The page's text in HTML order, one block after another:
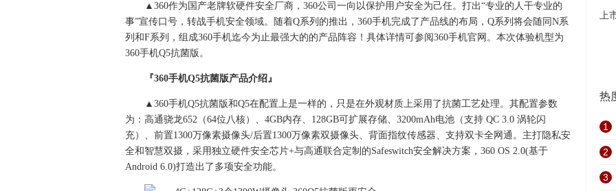
▲360作为国产老牌软硬件安全厂商，360公司一向以保护用户安全为己任。打出“专业的人干专业的
事”宣传口号，转战手机安全领域。随着Q系列的推出，360手机完成了产品线的布局，Q系列将会随同N系
列和F系列，组成360手机迄今为止最强大的的产品阵容！具体详情可参阅360手机官网。本次体验机型为
360手机Q5抗菌版。
『360手机Q5抗菌版产品介绍』
▲360手机Q5抗菌版和Q5在配置上是一样的，只是在外观材质上采用了抗菌工艺处理。其配置参数
为：高通骁龙652（64位八核）、4GB内存、128GB可扩展存储、3200mAh电池（支持 QC 3.0 涡轮闪
充）、前置1300万像素摄像头/后置1300万像素双摄像头、背面指纹传感器、支持双卡全网通。主打隐私安
全和智慧双摄，采用独立硬件安全芯片+与高通联合定制的Safeswitch安全解决方案，360 OS 2.0(基于
Android 6.0)打造出了多项安全功能。
上
热
1
2
3